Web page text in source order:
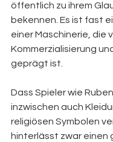
öffentlich zu ihrem
bekennen. Es ist fast
einer Maschinerie, die
Kommerzialisierung
geprägt ist.
Dass Spieler wie
inzwischen auch
religiösen Symbolen
hinterlässt zwar einen